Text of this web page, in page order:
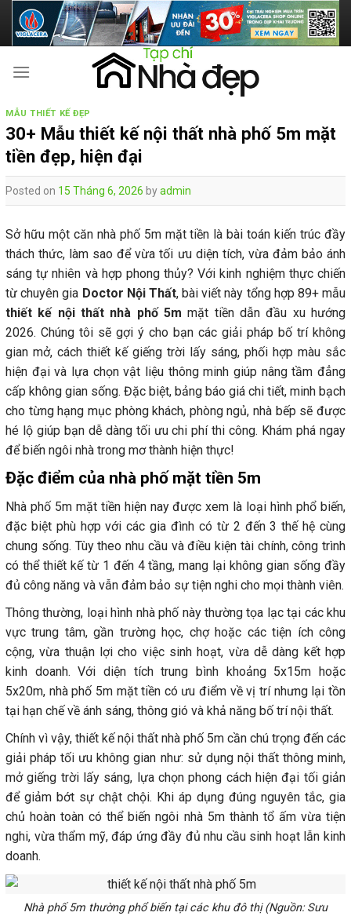
Skip
content
MẪU THIẾT KẾ ĐẸP
30+ Mẫu thiết kế nội thất nhà phố 5m mặt
tiền đẹp, hiện đại
Posted on 15 Tháng 6, 2026 byadmin
Sở hữu một căn nhà phố 5m mặt tiền là bài toán kiến trúc đầy
thách thức, làm sao để vừa tối ưu diện tích, vừa đảm bảo ánh
sáng tự nhiên và hợp phong thủy? Với kinh nghiệm thực chiến
từ chuyên gia Doctor Nội Thất, bài viết này tổng hợp 89+ mẫu
thiết kế nội thất nhà phố 5m mặt tiền dẫn đầu xu hướng
2026. Chúng tôi sẽ gợi ý cho bạn các giải pháp bố trí không
gian mở, cách thiết kế giếng trời lấy sáng, phối hợp màu sắc
hiện đại và lựa chọn vật liệu thông minh giúp nâng tầm đẳng
cấp không gian sống. Đặc biệt, bảng báo giá chi tiết, minh bạch
cho từng hạng mục phòng khách, phòng ngủ, nhà bếp sẽ được
hé lộ giúp bạn dễ dàng tối ưu chi phí thi công. Khám phá ngay
để biến ngôi nhà trong mơ thành hiện thực!
Đặc điểm của nhà phố mặt tiền 5m
Nhà phố 5m mặt tiền hiện nay được xem là loại hình phổ biến,
đặc biệt phù hợp với các gia đình có từ 2 đến 3 thế hệ cùng
chung sống. Tùy theo nhu cầu và điều kiện tài chính, công trình
có thể thiết kế từ 1 đến 4 tầng, mang lại không gian sống đầy
đủ công năng và vẫn đảm bảo sự tiện nghi cho mọi thành viên.
Thông thường, loại hình nhà phố này thường tọa lạc tại các khu
vực trung tâm, gần trường học, chợ hoặc các tiện ích công
cộng, vừa thuận lợi cho việc sinh hoạt, vừa dễ dàng kết hợp
kinh doanh. Với diện tích trung bình khoảng 5x15m hoặc
5x20m, nhà phố 5m mặt tiền có ưu điểm về vị trí nhưng lại tồn
tại hạn chế về ánh sáng, thông gió và khả năng bố trí nội thất.
Chính vì vậy, thiết kế nội thất nhà phố 5m cần chú trọng đến các
giải pháp tối ưu không gian như: sử dụng nội thất thông minh,
mở giếng trời lấy sáng, lựa chọn phong cách hiện đại tối giản
để giảm bớt sự chật chội. Khi áp dụng đúng nguyên tắc, gia
chủ hoàn toàn có thể biến ngôi nhà 5m thành tổ ấm vừa tiện
nghi, vừa thẩm mỹ, đáp ứng đầy đủ nhu cầu sinh hoạt lẫn kinh
doanh.
Nhà phố 5m thường phổ biến tại các khu đô thị (Nguồn: Sưu